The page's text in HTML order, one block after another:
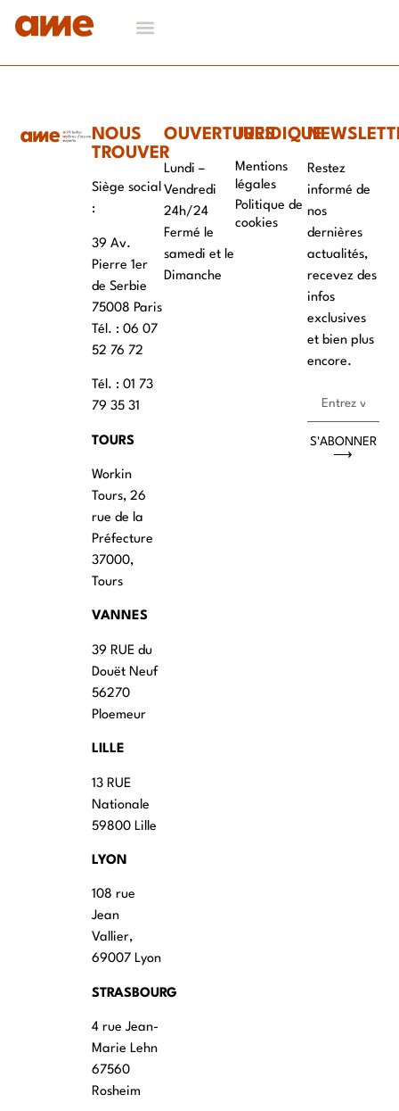
NOUS
TROUVER
Siège social
:
39 Av.
Pierre 1er
de Serbie
75008 Paris
Tél. : ‭06 07
52 76 72
Tél. : 01 73
79 35 31
TOURS
Workin
Tours, 26
rue de la
Préfecture
37000,
Tours
VANNES
39 RUE du
Douët Neuf
56270
Ploemeur
LILLE
13 RUE
Nationale
59800 Lille
LYON
108 rue
Jean
Vallier,
69007 Lyon
STRASBOURG
4 rue Jean-
Marie Lehn
67560
Rosheim
OUVERTURES
Lundi –
Vendredi
24h/24
Fermé le
samedi et le
Dimanche
JURIDIQUE
Mentions
légales
Politique de
cookies
Restez
informé de
nos
dernières
actualités,
recevez des
infos
exclusives
et bien plus
encore.
S'ABONNER
⟶